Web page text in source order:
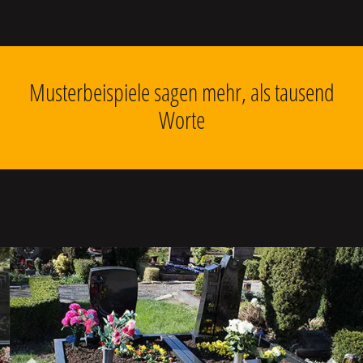
Musterbeispiele sagen mehr, als tausend
Worte